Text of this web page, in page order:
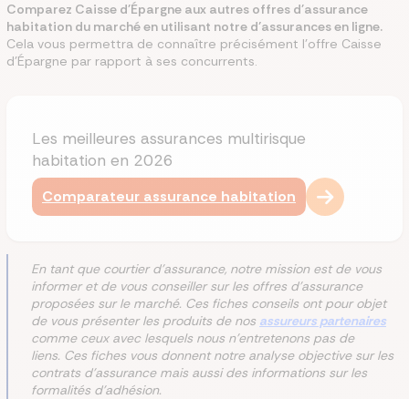
Comparez Caisse d'Épargne aux autres offres d'assurance
habitation du marché en utilisant notre d’assurances en ligne.
Cela vous permettra de connaître précisément l'offre Caisse
d'Épargne par rapport à ses concurrents.
Les meilleures assurances multirisque
habitation en 2026
Comparateur assurance habitation
En tant que courtier d'assurance, notre mission est de vous
informer et de vous conseiller sur les offres d'assurance
proposées sur le marché. Ces fiches conseils ont pour objet
de vous présenter les produits de nos assureurs partenaires
comme ceux avec lesquels nous n'entretenons pas de
liens. Ces fiches vous donnent notre analyse objective sur les
contrats d'assurance mais aussi des informations sur les
formalités d'adhésion.